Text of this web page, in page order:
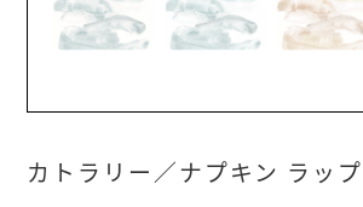
カトラリー／ナプキン ラップ